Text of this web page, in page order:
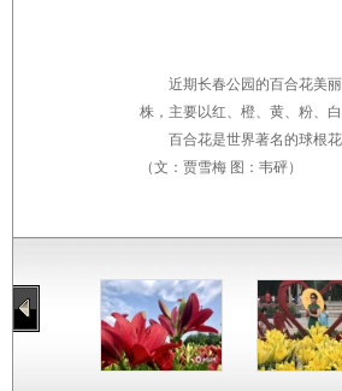
近期长春公园的百合花美
株，主要以红、橙、黄、粉、
百合花是世界著名的球根
（文：贾雪梅 图：韦砰）